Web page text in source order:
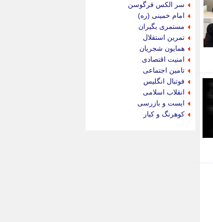
سر الکس فرگوسن
امام خمینی (ره)
مستمری بگیران
تمرین استقلال
همایون شجریان
امنیت اقتصادی
تامین اجتماعی
فوتبال انگلیس
انقلاب اسلامی
ایست و بازرسی
کوهرنگ و کیار